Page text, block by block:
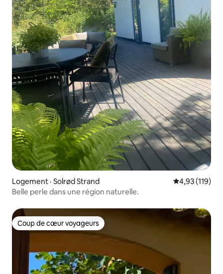
Logement · Solrød Strand Note
4,93 (119)
Belle perle dans une région naturelle.
Coup de cœur voyageurs
Coup de cœur voyageurs